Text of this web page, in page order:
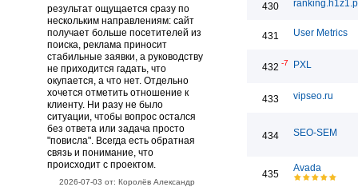
результат ощущается сразу по
нескольким направлениям: сайт
получает больше посетителей из
поиска, реклама приносит
стабильные заявки, а руководству
не приходится гадать, что
окупается, а что нет. Отдельно
хочется отметить отношение к
клиенту. Ни разу не было
ситуации, чтобы вопрос остался
без ответа или задача просто
"повисла". Всегда есть обратная
связь и понимание, что
происходит с проектом.
2026-07-03 от: Королёв Александр
430
431 User Metrics
432 -7 PXL
433 vipseo.ru
434 SEO-SEM
435
Avada